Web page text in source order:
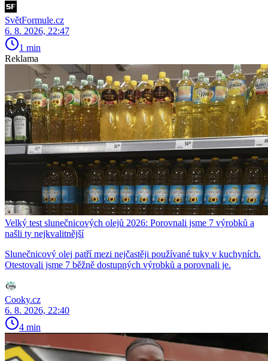
SvětFormule.cz
6. 8. 2026, 22:47
1 min
Reklama
Velký test slunečnicových olejů 2026: Porovnali jsme 7 výrobků a
našli ty nejkvalitnější
Slunečnicový olej patří mezi nejčastěji používané tuky v kuchyních.
Otestovali jsme 7 běžně dostupných výrobků a porovnali je.
Cooky.cz
6. 8. 2026, 22:40
4 min